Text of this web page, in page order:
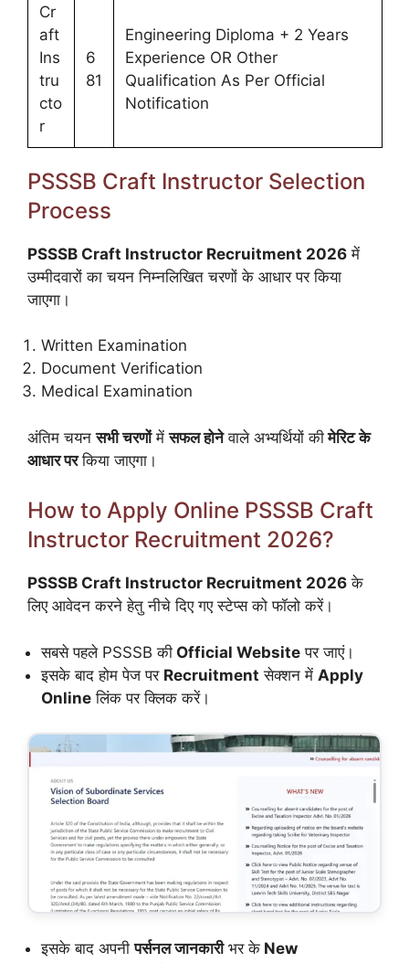
Cr
aft
Ins
tru
cto
r
6
81
Engineering Diploma + 2 Years
Experience OR Other
Qualification As Per Official
Notification
PSSSB Craft Instructor Selection
Process
PSSSB Craft Instructor Recruitment 2026 में
उम्मीदवारों का चयन निम्नलिखित चरणों के आधार पर किया
जाएगा।
Written Examination
Document Verification
Medical Examination
अंतिम चयनसभी चरणोंमेंसफल होनेवाले अभ्यर्थियों कीमेरिट के
आधार परकिया जाएगा।
How to Apply Online PSSSB Craft
Instructor Recruitment 2026?
PSSSB Craft Instructor Recruitment 2026 के
लिए आवेदन करने हेतु नीचे दिए गए स्टेप्स को फॉलो करें।
सबसे पहले PSSSB की Official Website पर जाएं।
इसके बाद होम पेज पर Recruitment सेक्शन में Apply
Online लिंक पर क्लिक करें।
इसके बाद अपनीपर्सनल जानकारीभर के New